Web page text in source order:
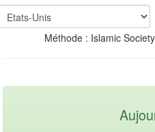
Méthode : Islamic